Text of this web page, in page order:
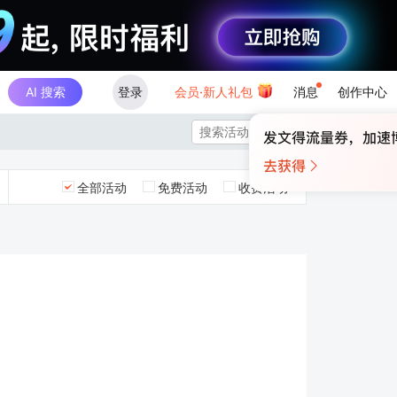
AI 搜索 登录 会员·新人礼包 消息 创作中心

全部活动 免费活动 收费活动